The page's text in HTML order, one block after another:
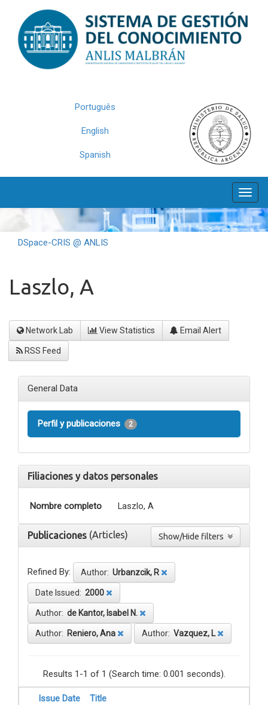
navigation
Português
English
Spanish
DSpace-CRIS @ ANLIS
Laszlo, A
Network Lab View Statistics Email Alert
RSS Feed
General Data
Perfil y publicaciones 2
Filiaciones y datos personales
Nombre completo Laszlo, A
Publicaciones (Articles)
Refined By: Author: Urbanzcik, R
Date Issued: 2000
Author: de Kantor, Isabel N.
Author: Reniero, Ana Author: Vazquez, L
Results 1-1 of 1 (Search time: 0.001 seconds).
Issue Date Title